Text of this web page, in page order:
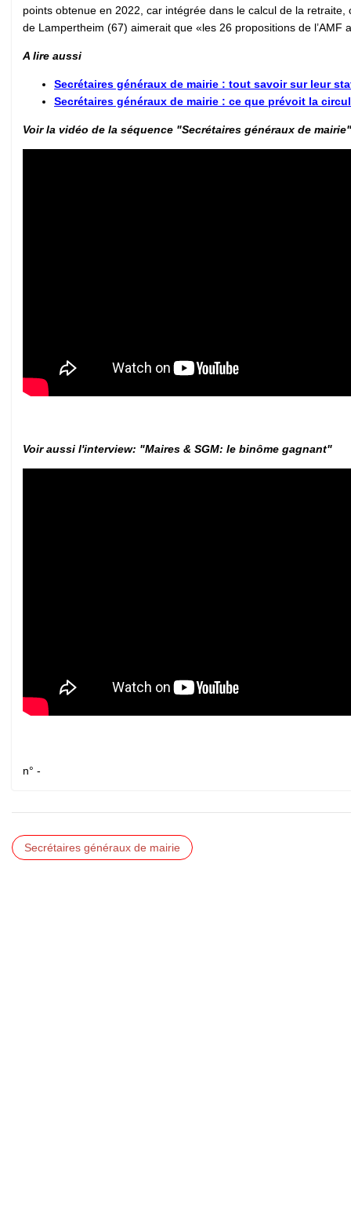
points obtenue en 2022, car intégrée dans le calcul de la
de Lampertheim (67) aimerait que «les 26 propositions de l’AMF
A lire aussi
Secrétaires généraux de mairie : tout savoir sur leur
Secrétaires généraux de mairie : ce que prévoit la
Voir la vidéo de la séquence "Secrétaires généraux de
Voir aussi l'interview: "Maires & SGM: le binôme gagnant"
n° -
Secrétaires généraux de mairie